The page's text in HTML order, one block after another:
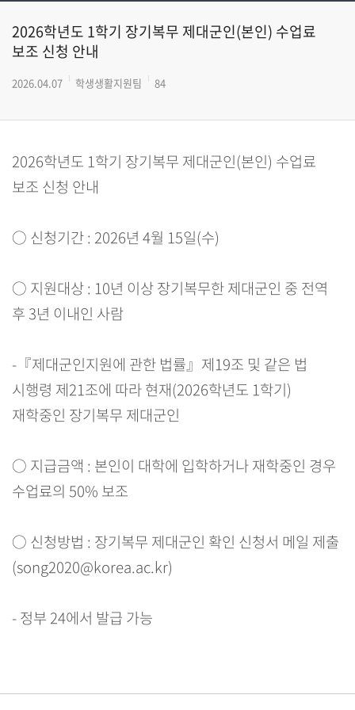
2026학년도 1학기 장기복무 제대군인(본인) 수업료
보조 신청 안내
2026.04.07 학생생활지원팀 84
2026학년도 1학기 장기복무 제대군인(본인) 수업료
보조 신청 안내
○ 신청기간 : 2026년 4월 15일(수)
○ 지원대상 : 10년 이상 장기복무한 제대군인 중 전역
후 3년 이내인 사람
-『제대군인지원에 관한 법률』제19조 및 같은 법
시행령 제21조에 따라 현재(2026학년도 1학기)
재학중인 장기복무 제대군인
○ 지급금액 : 본인이 대학에 입학하거나 재학중인 경우
수업료의 50% 보조
○ 신청방법 : 장기복무 제대군인 확인 신청서 메일 제출
(song2020@korea.ac.kr)
- 정부 24에서 발급 가능